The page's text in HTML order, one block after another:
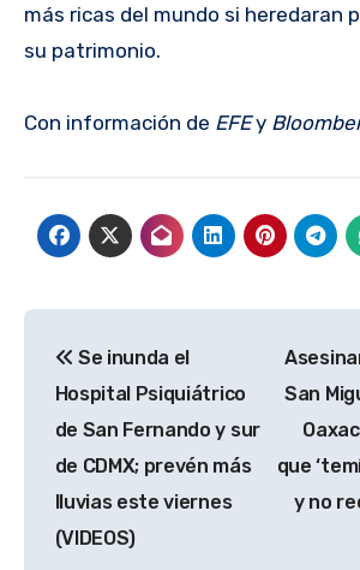
más ricas del mundo si heredaran
su patrimonio.
Con información de EFEy
de
entradas
Se inunda el
Hospital Psiquiátrico
de San Fernando y sur
de CDMX; prevén más
lluvias este viernes
(VIDEOS)
San
que
y no